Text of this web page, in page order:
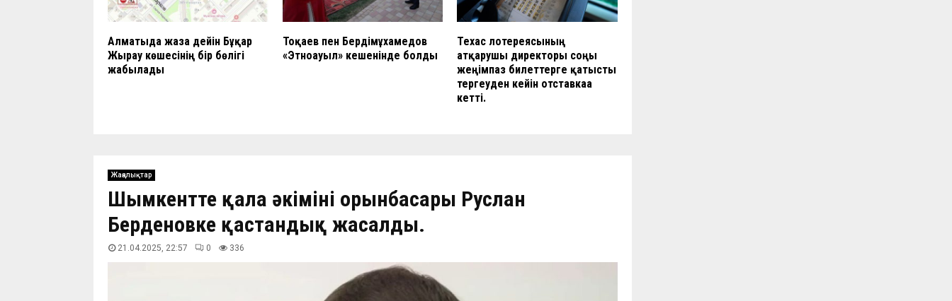
Алматыда жазға дейін Бұқар
Жырау көшесінің бір бөлігі
жабылады
Тоқаев пен Бердімұхамедов
«Этноауыл» кешенінде болды
Техас лотереясының
атқарушы директоры соңғы
жеңімпаз билеттерге қатысты
тергеуден кейін отставкаға
кетті.
Жаңалықтар
Шымкентте қала әкімінің орынбасары Руслан
Берденовке қастандық жасалды.
21.04.2025, 22:57 0 336